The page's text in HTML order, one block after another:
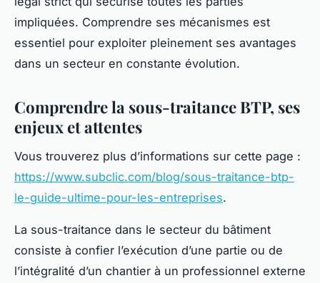
impliquées. Comprendre ses mécanismes est
essentiel pour exploiter pleinement ses avantages
dans un secteur en constante évolution.
Comprendre la sous-traitance BTP, ses
enjeux et attentes
Vous trouverez plus d’informations sur cette page :
https://www.subclic.com/blog/sous-traitance-btp-
le-guide-ultime-pour-les-entreprises.
La sous-traitance dans le secteur du bâtiment
consiste à confier l’exécution d’une partie ou de
l’intégralité d’un chantier à un professionnel externe